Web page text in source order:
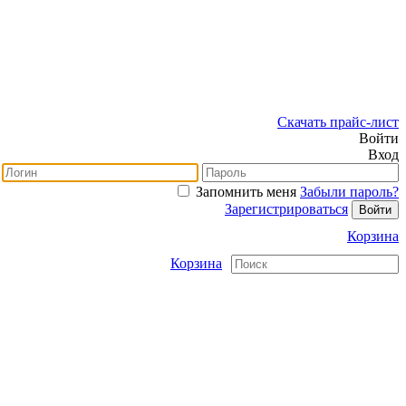
Скачать прайс-лист
Войти
Вход
Запомнить меня Забыли пароль?
Зарегистрироваться
Корзина
Корзина